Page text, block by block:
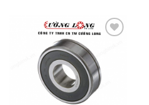
Add to
wishlist